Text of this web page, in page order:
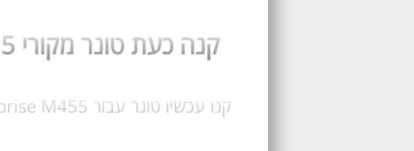
קנה כעת טונר מקורי HP M455 או טונר תואם עבור מדפסת HP M455